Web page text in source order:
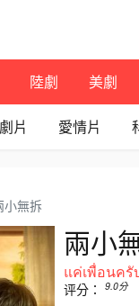
陸劇 美劇
片 愛情片
小無拆
兩小
แค่เพื่อนครั
评分： 9.0分